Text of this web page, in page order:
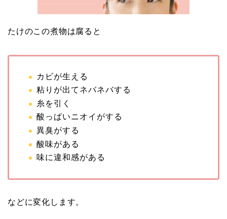
たけのこの煮物は腐ると
カビが生える
粘りが出てネバネバする
糸を引く
酸っぱいニオイがする
異臭がする
酸味がある
味に違和感がある
などに変化します。